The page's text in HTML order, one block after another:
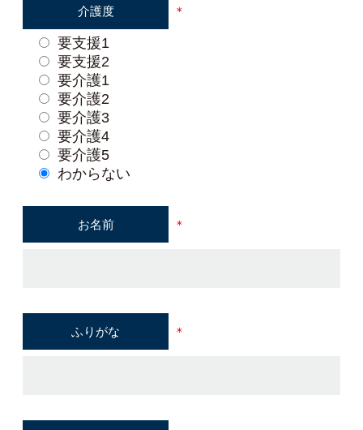
介護度 ＊
要支援1
要支援2
要介護1
要介護2
要介護3
要介護4
要介護5
わからない
お名前 ＊
ふりがな ＊